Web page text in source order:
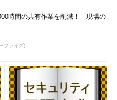
時間の共有作業を削減！ 現場の
プライズ)